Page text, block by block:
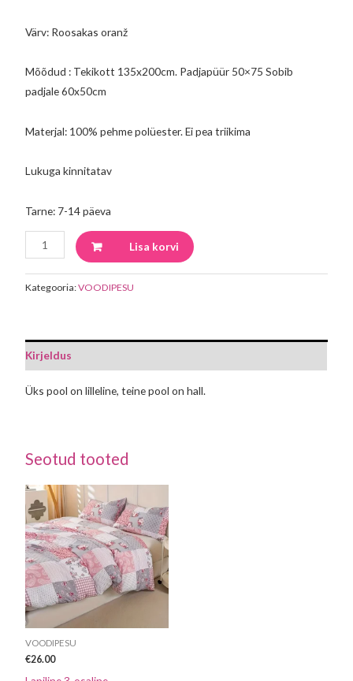
Värv: Roosakas oranž
Mõõdud : Tekikott 135x200cm. Padjapüür 50×75 Sobib
padjale 60x50cm
Materjal: 100% pehme polüester. Ei pea triikima
Lukuga kinnitatav
Tarne: 7-14 päeva
Lisa korvi
Kategooria:VOODIPESU
Kirjeldus
Üks pool on lilleline, teine pool on hall.
Seotud tooted
VOODIPESU
€26.00